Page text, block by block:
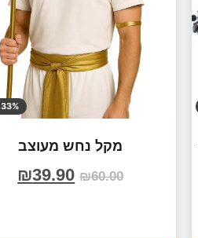
33% הנחה
מקל נחש מעוצב
₪60.00
₪39.90